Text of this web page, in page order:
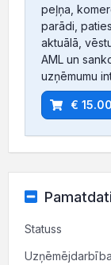
peļņa,
parādi,
aktuālā,
AML un
uzņēmumu
€ 15.00
Pamatdati
Statuss